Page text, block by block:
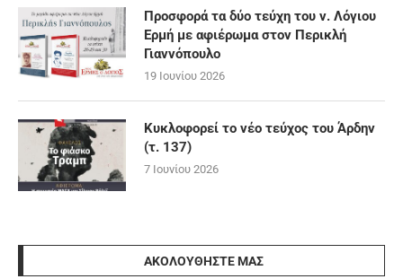
Προσφορά τα δύο τεύχη του ν. Λόγιου
Ερμή με αφιέρωμα στον Περικλή
Γιαννόπουλο
19 Ιουνίου 2026
Κυκλοφορεί το νέο τεύχος του Άρδην
(τ. 137)
7 Ιουνίου 2026
ΑΚΟΛΟΥΘΉΣΤΕ ΜΑΣ